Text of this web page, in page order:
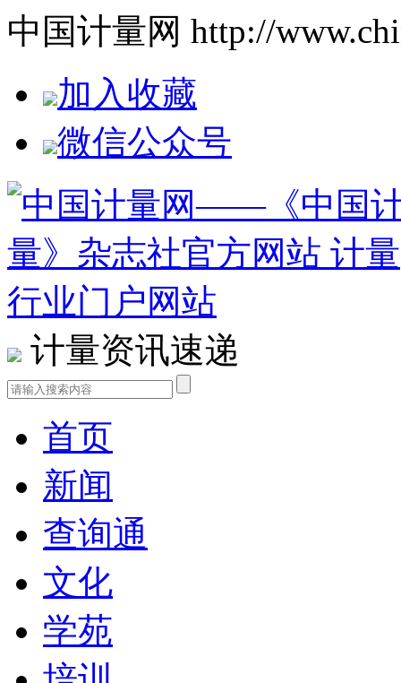
中国计量网 http://
加入收藏
微信公众号
计量资讯速递
首页
新闻
查询通
文化
学苑